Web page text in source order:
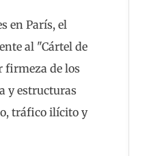
en París, el
al "Cártel de
firmeza de los
y estructuras
tráfico ilícito y